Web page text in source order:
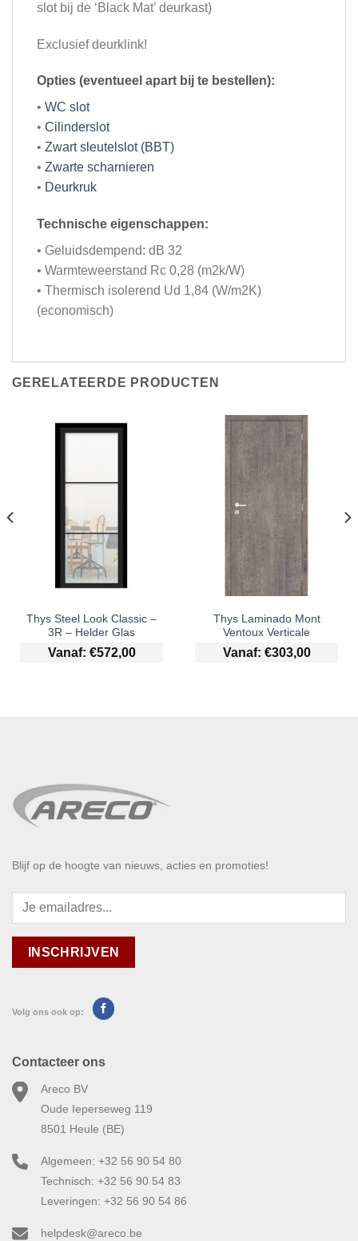
slot bij de ‘Black Mat’ deurkast)
Exclusief deurklink!
Opties (eventueel apart bij te bestellen):
• WC slot
• Cilinderslot
• Zwart sleutelslot (BBT)
• Zwarte scharnieren
• Deurkruk
Technische eigenschappen:
• Geluidsdempend: dB 32
• Warmteweerstand Rc 0,28 (m2k/W)
• Thermisch isolerend Ud 1,84 (W/m2K)
(economisch)
GERELATEERDE PRODUCTEN
Thys Steel Look Classic –
3R – Helder Glas
Vanaf: €572,00
Thys Laminado Mont
Ventoux Verticale
Vanaf: €303,00
Blijf op de hoogte van nieuws, acties en promoties!
Volg ons ook op:
Contacteer ons
Areco BV
Oude Ieperseweg 119
8501 Heule (BE)
Algemeen: +32 56 90 54 80
Technisch: +32 56 90 54 83
Leveringen: +32 56 90 54 86
helpdesk@areco.be